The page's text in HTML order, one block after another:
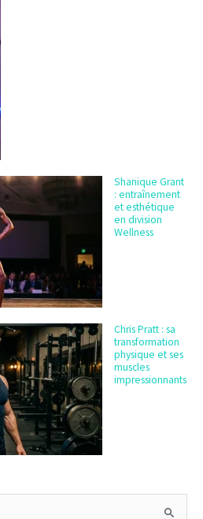
Shanique Grant
: entraînement
et esthétique
en division
Wellness
Chris Pratt : sa
transformation
physique et ses
muscles
impressionnants